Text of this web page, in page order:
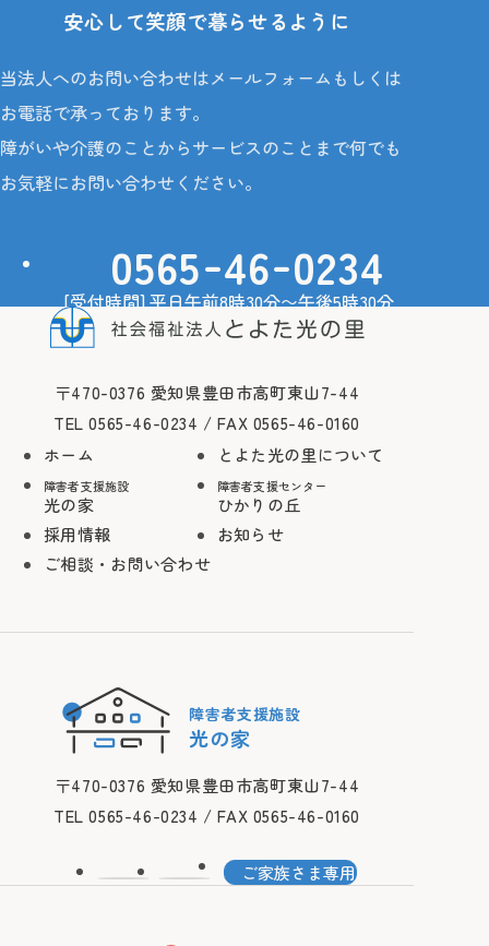
〒470-0376 愛知県豊田市高町東山7-44
安心して笑顔で暮らせるように
当法人へのお問い合わせはメールフォームもしくは
お電話で承っております。
障がいや介護のことからサービスのことまで何でも
お気軽にお問い合わせください。
0565-46-0234
[受付時間] 平日午前8時30分〜午後5時30分
ご相談・お問い合わせ
〒470-0376 愛知県豊田市高町東山7-44
TEL 0565-46-0234 / FAX 0565-46-0160
ホーム
とよた光の里について
障害者支援施設
光の家
障害者支援センター
ひかりの丘
採用情報
お知らせ
ご相談・お問い合わせ
障害者支援施設
光の家
〒470-0376 愛知県豊田市高町東山7-44
TEL 0565-46-0234 / FAX 0565-46-0160
ご家族さま専用